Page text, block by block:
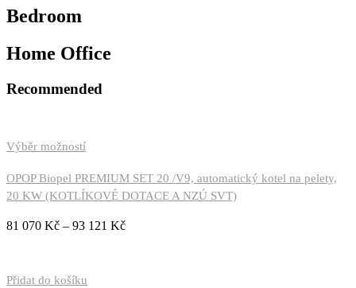
Bedroom
Home Office
Recommended
Výběr možností
OPOP Biopel PREMIUM SET 20 /V9, automatický kotel na pelety,
20 KW (KOTLÍKOVÉ DOTACE A NZÚ SVT)
81 070 Kč – 93 121 Kč
Přidat do košíku